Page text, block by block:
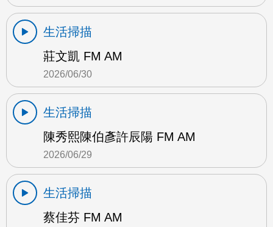
生活掃描
莊文凱 FM AM
2026/06/30
生活掃描
陳秀熙陳伯彥許辰陽 FM AM
2026/06/29
生活掃描
蔡佳芬 FM AM